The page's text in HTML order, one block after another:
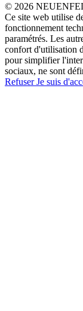
© 2026
Ce site web utilise
fonctionnement
paramétrés. Les
confort d'utilisation
pour simplifier
sociaux, ne sont
RefuserJe suis